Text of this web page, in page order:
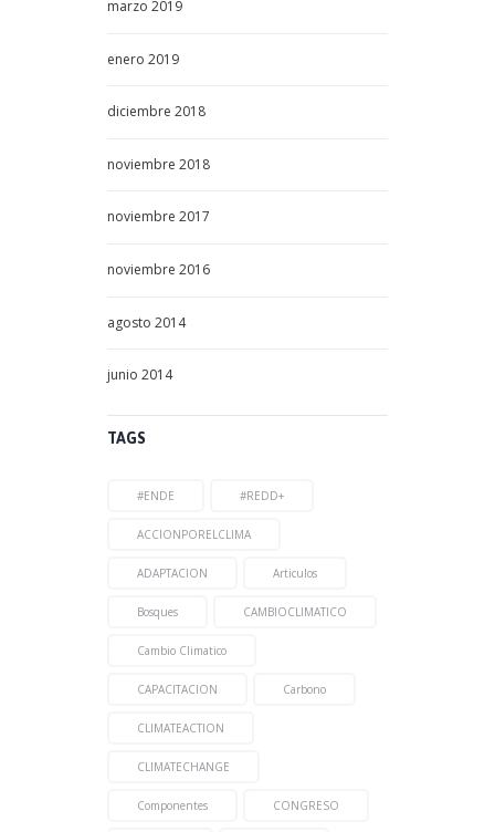
marzo 2019
enero 2019
diciembre 2018
noviembre 2018
noviembre 2017
noviembre 2016
agosto 2014
junio 2014
TAGS
#ENDE #REDD+
ACCIONPORELCLIMA
ADAPTACION Articulos
Bosques CAMBIOCLIMATICO
Cambio Climatico
CAPACITACION Carbono
CLIMATEACTION
CLIMATECHANGE
Componentes CONGRESO